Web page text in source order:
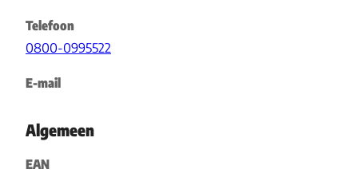
Telefoon
0800-0995522
E-mail
Algemeen
EAN